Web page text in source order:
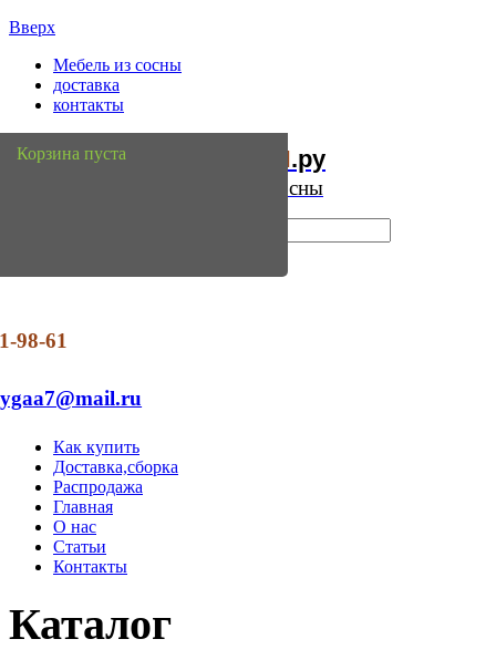
Вверх
Мебель из сосны
доставка
контакты
Мебель Сосны.ру
Интернет магазин мебели из сосны
98-61
Как купить
Доставка,сборка
Распродажа
Главная
О нас
Статьи
Контакты
Корзина пуста
Каталог